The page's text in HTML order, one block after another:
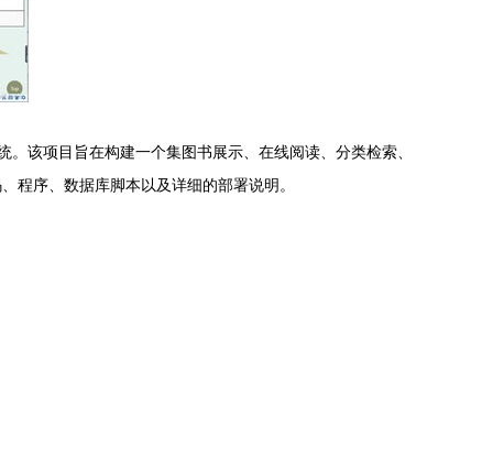
该项目旨在构建一个集图书展示、在线阅读、分类检索、
程序、数据库脚本以及详细的部署说明。